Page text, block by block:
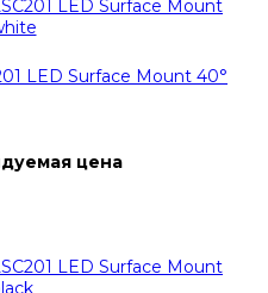
LED Surface Mount 40°
цена